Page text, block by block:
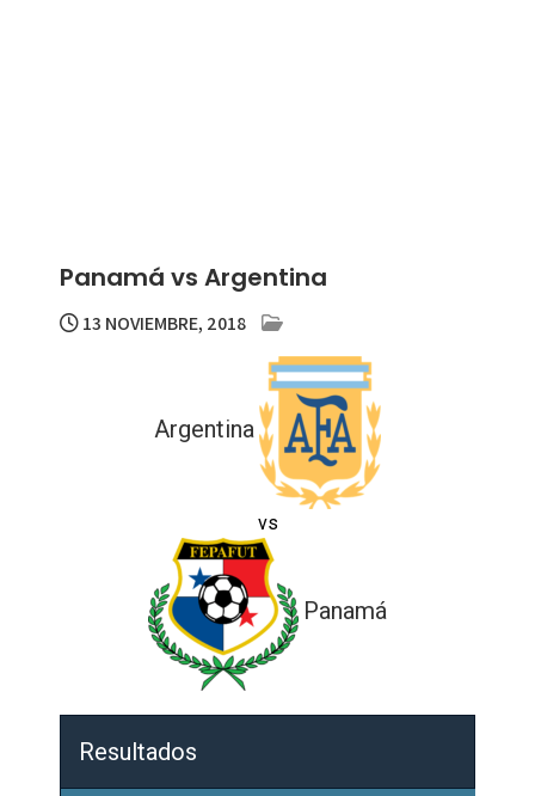
Panamá vs Argentina
13 NOVIEMBRE, 2018
Argentina
vs
Panamá
Resultados